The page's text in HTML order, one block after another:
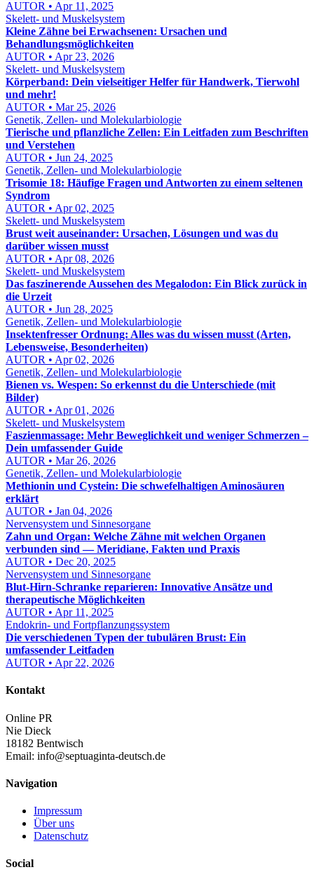
AUTOR • Apr 11, 2025
Skelett- und Muskelsystem
Kleine Zähne bei Erwachsenen: Ursachen und
Behandlungsmöglichkeiten
AUTOR • Apr 23, 2026
Skelett- und Muskelsystem
Körperband: Dein vielseitiger Helfer für Handwerk, Tierwohl
und mehr!
AUTOR • Mar 25, 2026
Genetik, Zellen- und Molekularbiologie
Tierische und pflanzliche Zellen: Ein Leitfaden zum Beschriften
und Verstehen
AUTOR • Jun 24, 2025
Genetik, Zellen- und Molekularbiologie
Trisomie 18: Häufige Fragen und Antworten zu einem seltenen
Syndrom
AUTOR • Apr 02, 2025
Skelett- und Muskelsystem
Brust weit auseinander: Ursachen, Lösungen und was du
darüber wissen musst
AUTOR • Apr 08, 2026
Skelett- und Muskelsystem
Das faszinerende Aussehen des Megalodon: Ein Blick zurück in
die Urzeit
AUTOR • Jun 28, 2025
Genetik, Zellen- und Molekularbiologie
Insektenfresser Ordnung: Alles was du wissen musst (Arten,
Lebensweise, Besonderheiten)
AUTOR • Apr 02, 2026
Genetik, Zellen- und Molekularbiologie
Bienen vs. Wespen: So erkennst du die Unterschiede (mit
Bilder)
AUTOR • Apr 01, 2026
Skelett- und Muskelsystem
Faszienmassage: Mehr Beweglichkeit und weniger Schmerzen –
Dein umfassender Guide
AUTOR • Mar 26, 2026
Genetik, Zellen- und Molekularbiologie
Methionin und Cystein: Die schwefelhaltigen Aminosäuren
erklärt
AUTOR • Jan 04, 2026
Nervensystem und Sinnesorgane
Zahn und Organ: Welche Zähne mit welchen Organen
verbunden sind — Meridiane, Fakten und Praxis
AUTOR • Dec 20, 2025
Nervensystem und Sinnesorgane
Blut-Hirn-Schranke reparieren: Innovative Ansätze und
therapeutische Möglichkeiten
AUTOR • Apr 11, 2025
Endokrin- und Fortpflanzungssystem
Die verschiedenen Typen der tubulären Brust: Ein
umfassender Leitfaden
AUTOR • Apr 22, 2026
Kontakt
Online PR
Nie Dieck
18182 Bentwisch
Email: info@septuaginta-deutsch.de
Navigation
Impressum
Über uns
Datenschutz
Social